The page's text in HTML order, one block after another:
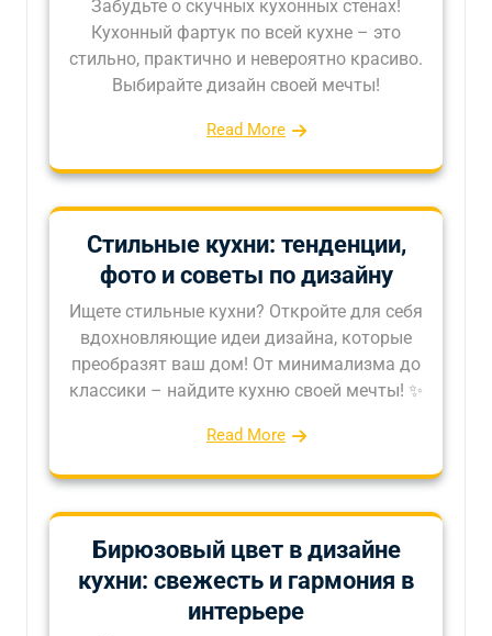
Забудьте о скучных кухонных стенах!
Кухонный фартук по всей кухне – это
стильно, практично и невероятно красиво.
Выбирайте дизайн своей мечты!
Read More
Стильные кухни: тенденции,
фото и советы по дизайну
Ищете стильные кухни? Откройте для себя
вдохновляющие идеи дизайна, которые
преобразят ваш дом! От минимализма до
классики – найдите кухню своей мечты! ✨
Read More
Бирюзовый цвет в дизайне
кухни: свежесть и гармония в
интерьере